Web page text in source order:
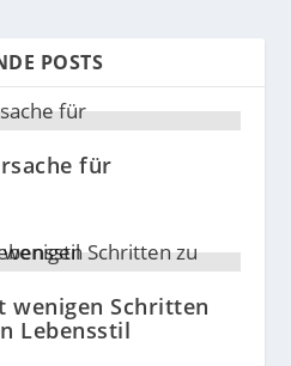
POSTS
für
wenigen Schritten
Lebensstil